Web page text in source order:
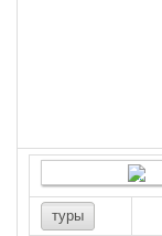
туры